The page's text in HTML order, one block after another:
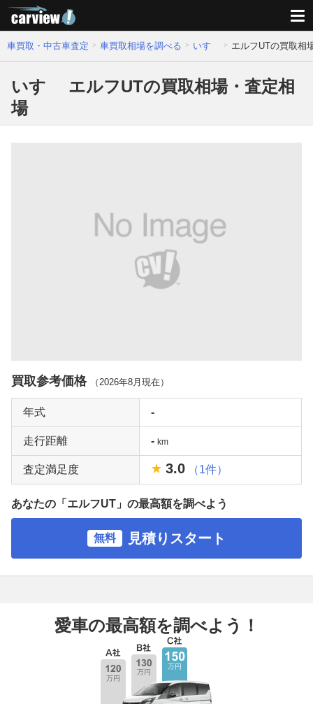
車買取・中古車査定 車買取相場を調べる いすゞ エルフUTの買取相
いすゞ エルフUTの買取相場・査定相
場
買取参考価格 （2026年8月 現在）
年式 -
走行距離 - km
査定満足度 3.0 （1件）
あなたの「エルフUT」の最高額を調べよう
無料 見積りスタート
愛車の最高額を調べよう！